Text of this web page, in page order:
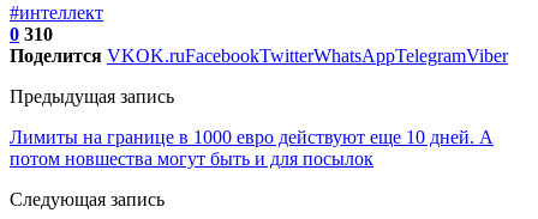
#интеллект
0 310
Поделится VKOK.ruFacebookTwitterWhatsAppTelegramViber
Предыдущая запись
Лимиты на границе в 1000 евро действуют еще 10 дней. А
потом новшества могут быть и для посылок
Следующая запись